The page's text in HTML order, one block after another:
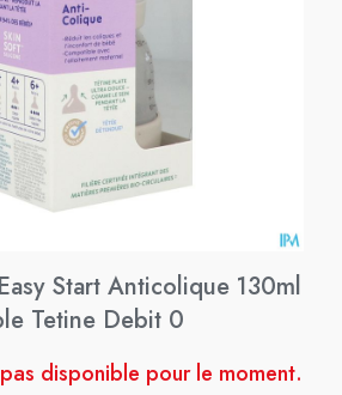
Start Anticolique 130ml
Tetine Debit 0
disponible pour le moment.